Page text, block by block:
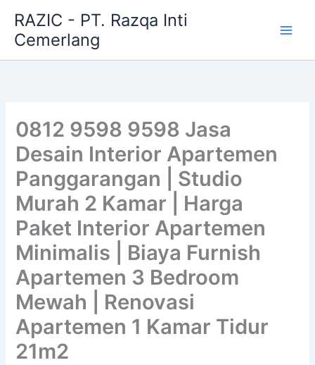
content
RAZIC - PT. Razqa Inti
Cemerlang
0812 9598 9598 Jasa
Desain Interior Apartemen
Panggarangan | Studio
Murah 2 Kamar | Harga
Paket Interior Apartemen
Minimalis | Biaya Furnish
Apartemen 3 Bedroom
Mewah | Renovasi
Apartemen 1 Kamar Tidur
21m2